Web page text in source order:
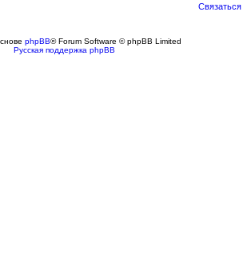
phpBB® Forum Software © phpBB Limited
Русская поддержка phpBB